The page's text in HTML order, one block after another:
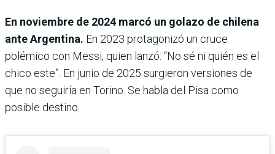
En noviembre de 2024 marcó un golazo de chilena
ante Argentina. En 2023 protagonizó un cruce
polémico con Messi, quien lanzó: “No sé ni quién es el
chico este”. En junio de 2025 surgieron versiones de
que no seguiría en Torino. Se habla del Pisa como
posible destino.